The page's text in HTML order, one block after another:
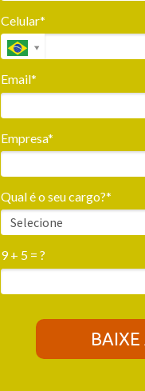
Celular*
Email*
Empresa*
Qual é o seu cargo?*
9 + 5 = ?
BAIXE